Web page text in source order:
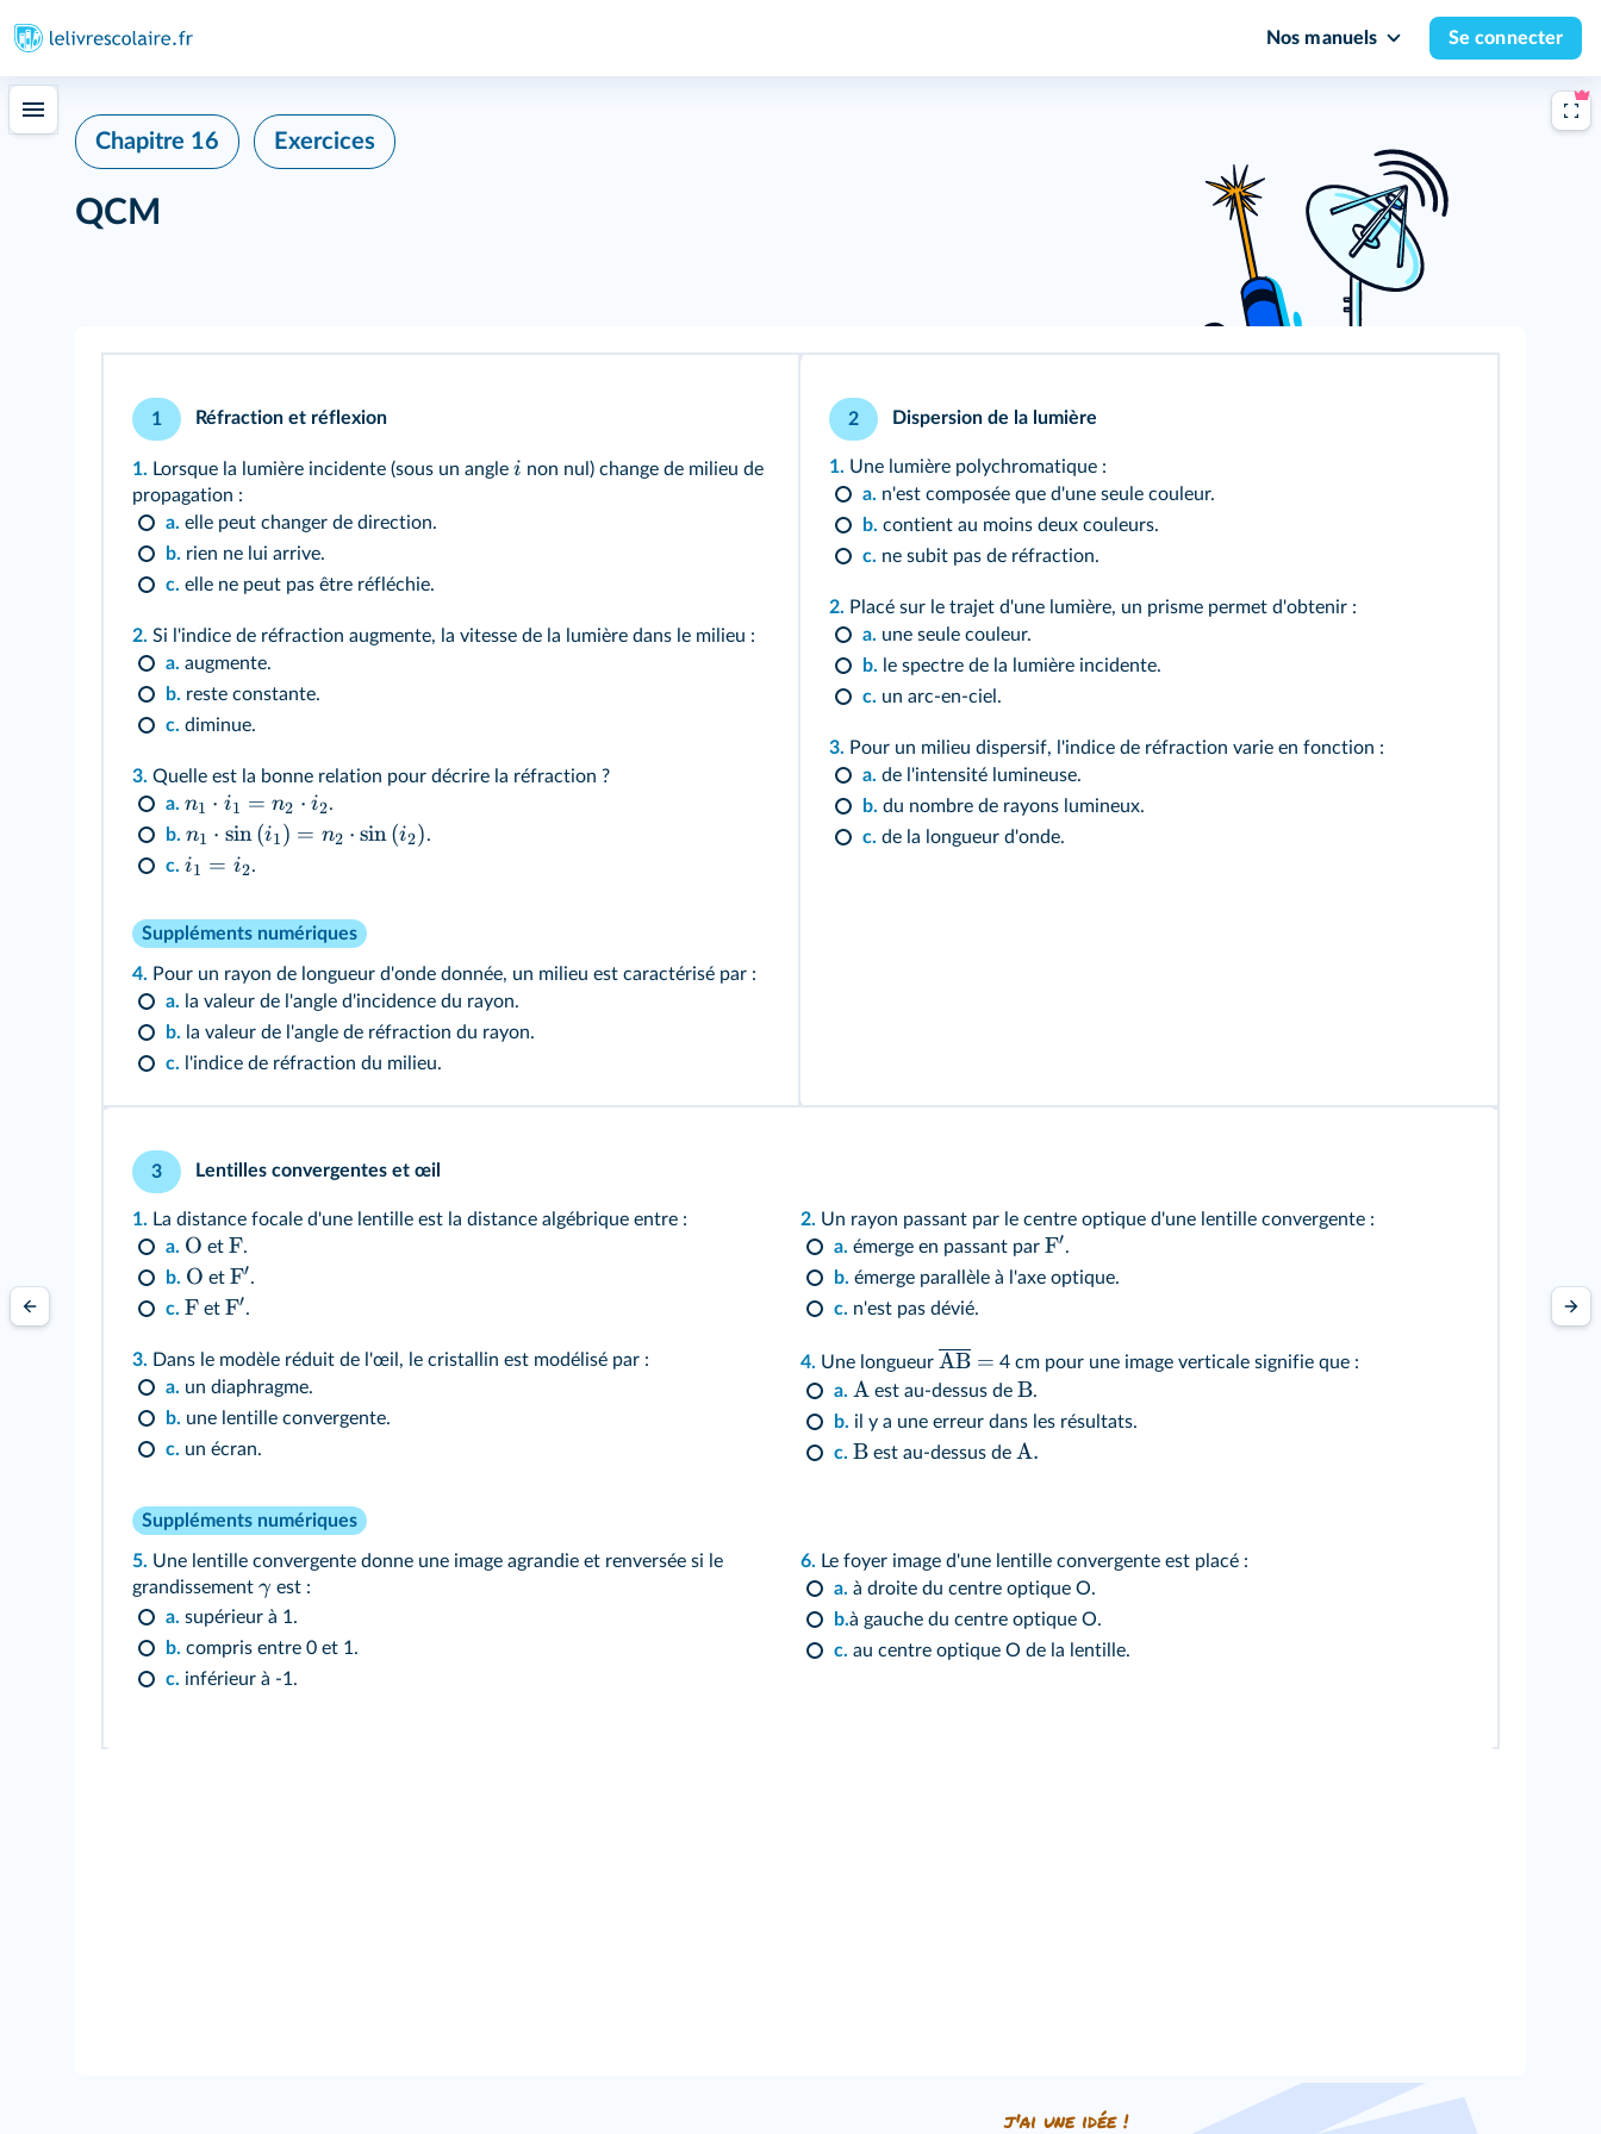
Nos manuels Se connecter
Chapitre 16 Exercices
QCM
1 Réfraction et réflexion
1. Lorsque la lumière incidente (sous un angle i non nul) change de milieu de
propagation :
a. elle peut changer de direction.
b. rien ne lui arrive.
c. elle ne peut pas être réfléchie.
2. Si l'indice de réfraction augmente, la vitesse de la lumière dans le milieu :
a. augmente.
b. reste constante.
c. diminue.
3. Quelle est la bonne relation pour décrire la réfraction ?
a. n1 ⋅ i1 = n2 ⋅ i2.
b. n1 ⋅ sin(i1) = n2 ⋅ sin(i2).
c. i1 = i2.
Suppléments numériques
4. Pour un rayon de longueur d'onde donnée, un milieu est caractérisé par :
a. la valeur de l'angle d'incidence du rayon.
b. la valeur de l'angle de réfraction du rayon.
c. l'indice de réfraction du milieu.
2 Dispersion de la lumière
1. Une lumière polychromatique :
a. n'est composée que d'une seule couleur.
b. contient au moins deux couleurs.
c. ne subit pas de réfraction.
2. Placé sur le trajet d'une lumière, un prisme permet d'obtenir :
a. une seule couleur.
b. le spectre de la lumière incidente.
c. un arc-en-ciel.
3. Pour un milieu dispersif, l'indice de réfraction varie en fonction :
a. de l'intensité lumineuse.
b. du nombre de rayons lumineux.
c. de la longueur d'onde.
3 Lentilles convergentes et œil
1. La distance focale d'une lentille est la distance algébrique entre :
a. O et F.
b. O et F′.
c. F et F′.
2. Un rayon passant par le centre optique d'une lentille convergente :
a.
émerge en passant par F′.
b.
émerge parallèle à l'axe optique.
c. n'est pas dévié.
3. Dans le modèle réduit de l'œil, le cristallin est modélisé par :
a. un diaphragme.
b.
une lentille convergente.
c. un écran.
4. Une longueur AB = 4 cm pour une image verticale signifie que :
a. A est au-dessus de B.
b.
il y a une erreur dans les résultats.
c. B est au-dessus de A.
Suppléments numériques
5. Une lentille convergente donne une image agrandie et renversée si le
grandissement γ est :
a. supérieur à 1.
b. compris entre 0 et 1.
c. inférieur à -1.
6. Le foyer image d'une lentille convergente est placé :
a. à droite du centre optique O.
b.à gauche du centre optique O.
c. au centre optique O de la lentille.
j'ai une idée !